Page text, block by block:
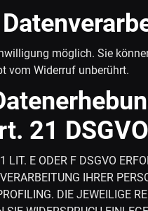
möglich. Sie
vom Widerruf unberührt.
21
E ODER F DSGVO
IHRER
DIE JEWEILIGE